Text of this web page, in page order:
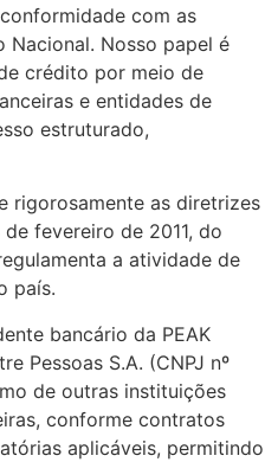
com as
Nacional. Nosso papel é
crédito por meio de
e entidades de
estruturado,
rigorosamente as diretrizes
fevereiro de 2011, do
a atividade de
país.
bancário da PEAK
Pessoas S.A. (CNPJ nº
de outras instituições
conforme contratos
aplicáveis, permitindo